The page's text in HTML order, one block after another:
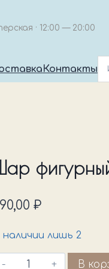
· 12:00 — 20:00
Контакты
₽
наличии лишь 2
КоличествоВ